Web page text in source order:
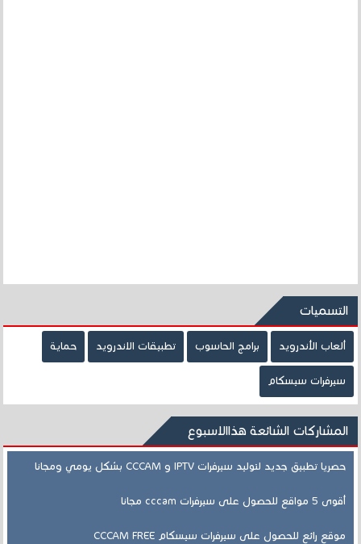
التسميات
ألعاب الأندرويد برامج الحاسوب تطبيقات الاندرويد حماية
سيرفرات سيسكام
المشاركات الشائعة هذاالاسبوع
حصريا تطبيق جديد لتوليد سيرفرات IPTV و CCCAM بشكل يومي ومجانا
أقوى 5 مواقع للحصول على سيرفرات cccam مجانا
موقع رائع للحصول على سيرفرات سيسكام CCCAM FREE